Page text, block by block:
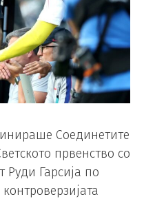
Соединетите
првенство со
Руди Гарсија по